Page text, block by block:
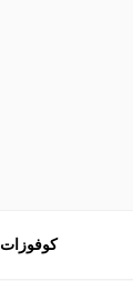
كوفوزات